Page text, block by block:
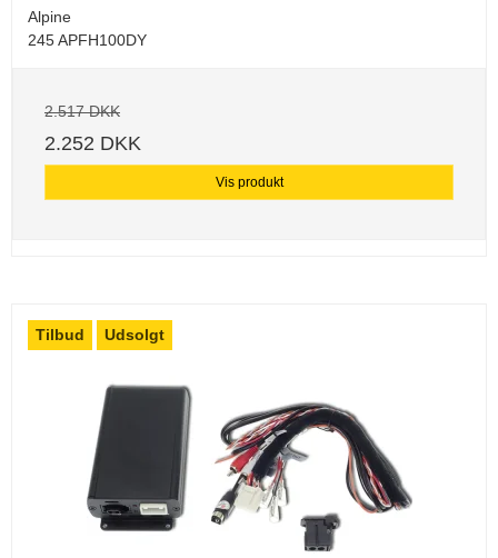
Alpine
245 APFH100DY
2.517 DKK
2.252 DKK
Vis produkt
Tilbud Udsolgt